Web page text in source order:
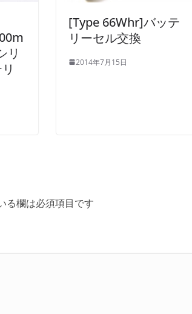
リ
[Type 66Whr]バッテ
リーセル交換
2014年7月15日
る欄は必須項目です